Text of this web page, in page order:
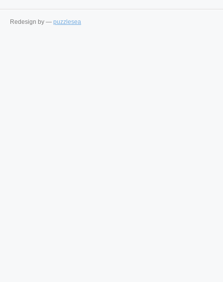
Redesign by — puzzlesea